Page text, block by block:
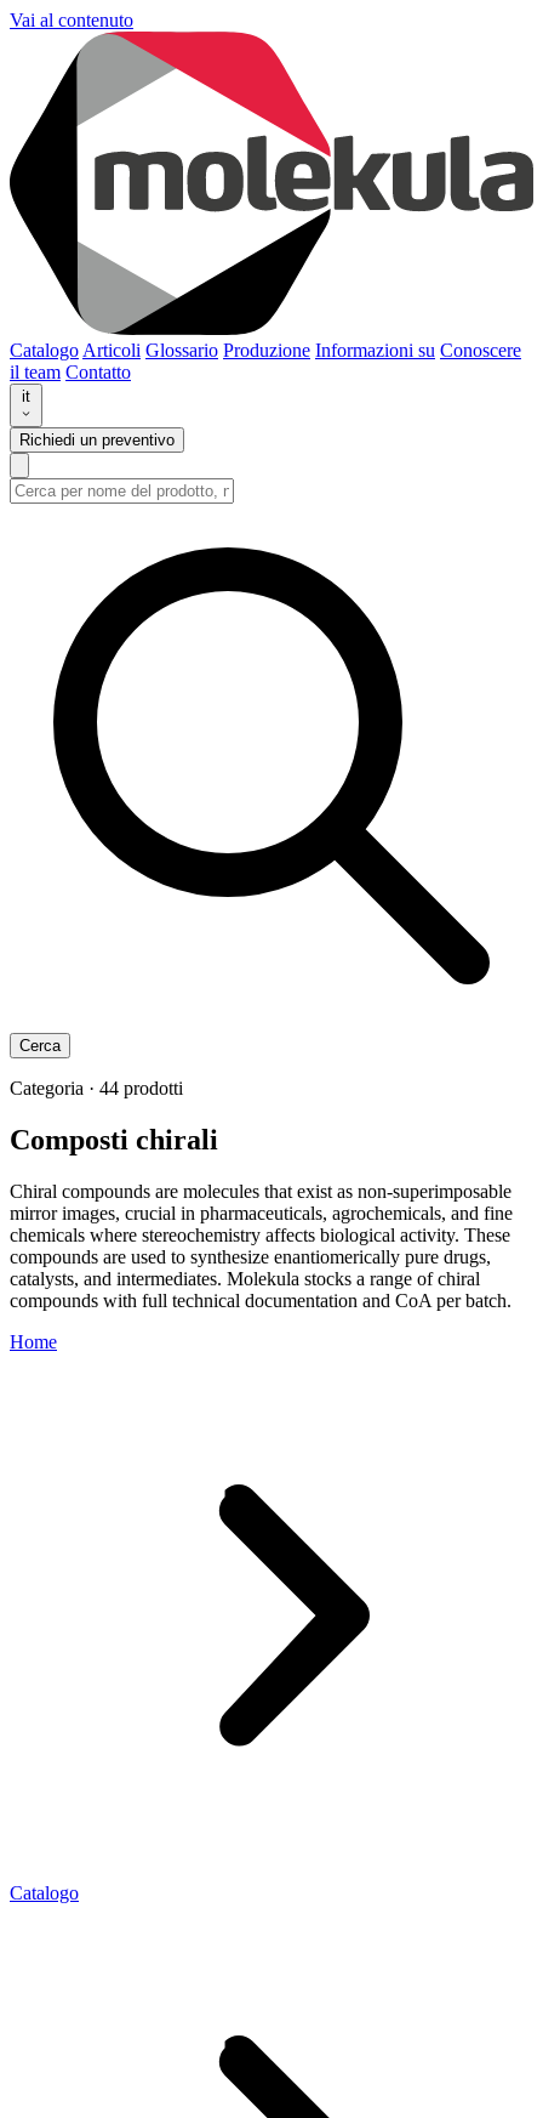
Vai al contenuto
Catalogo Articoli Glossario Produzione Informazioni su Conoscere
il team Contatto
it
Richiedi un preventivo
Cerca
Categoria · 44 prodotti
Composti chirali
Chiral compounds are molecules that exist as non-superimposable
mirror images, crucial in pharmaceuticals, agrochemicals, and fine
chemicals where stereochemistry affects biological activity. These
compounds are used to synthesize enantiomerically pure drugs,
catalysts, and intermediates. Molekula stocks a range of chiral
compounds with full technical documentation and CoA per batch.
Home
Catalogo